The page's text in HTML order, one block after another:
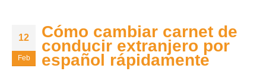
12
Feb
Cómo cambiar carnet de
conducir extranjero por
español rápidamente